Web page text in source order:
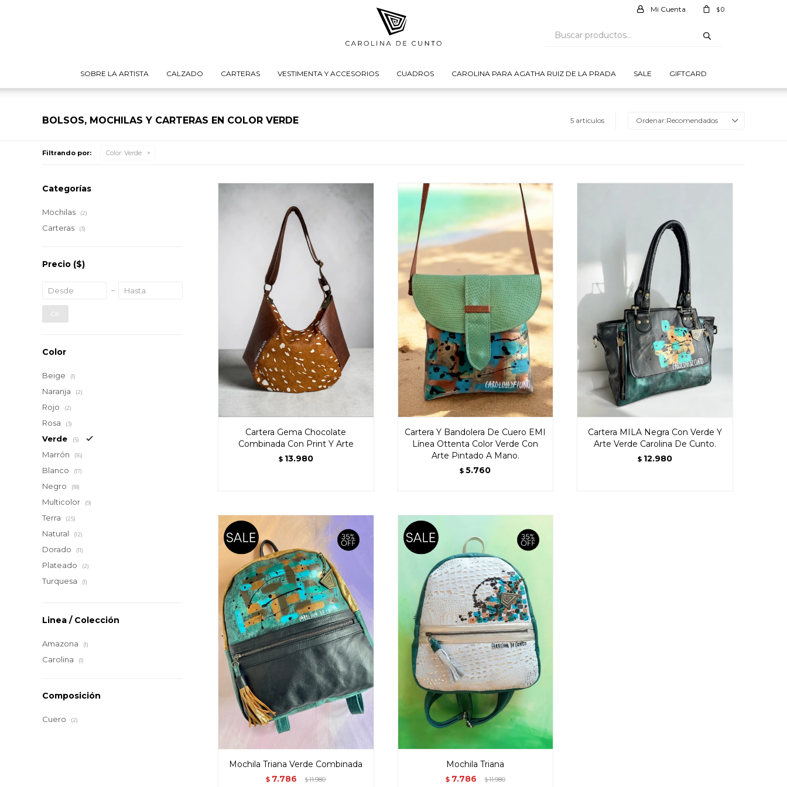
SOBRE LA ARTISTA CALZADO CARTERAS VESTIMENTA Y ACCESORIOS CUADROS CAROLINA PARA AGATHA RUIZ DE LA PRADA SALE GIFTCARD
$0
BOLSOS, MOCHILAS Y CARTERAS EN COLOR VERDE 5 artículos Recomendados
Filtrando por: Color: Verde
Cartera Gema Chocolate
Combinada Con Print Y Arte
$ 13.980
Cartera Y Bandolera De Cuero EMI
Línea Ottenta Color Verde Con
Arte Pintado A Mano.
$ 5.760
Cartera MILA Negra Con Verde Y
Arte Verde Carolina De Cunto.
$ 12.980
Mochila Triana Verde Combinada
$ 7.786 $11.980
Mochila Triana
$ 7.786 $11.980
Categorías
Mochilas (2)
Carteras (3)
Precio ($)
OK
Color
Beige (1)
Naranja (2)
Rojo (2)
Rosa (3)
Verde (5)
Marrón (16)
Blanco (17)
Negro (18)
Multicolor (9)
Terra (25)
Natural (12)
Dorado (11)
Plateado (2)
Turquesa (1)
Linea / Colección
Amazona (1)
Carolina (1)
Composición
Cuero (2)